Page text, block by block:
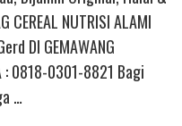
NUTRISI ALAMI
DI GEMAWANG
: 0818-0301-8821 Bagi
…